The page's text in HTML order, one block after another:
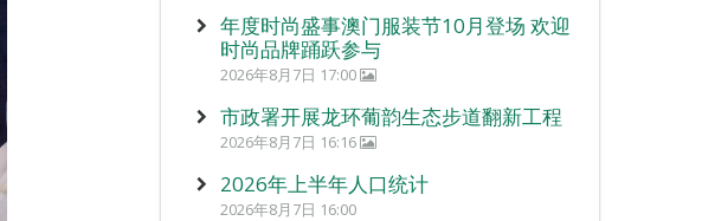
年度时尚盛事澳门服装节10月登场 欢迎
时尚品牌踊跃参与
2026年8月7日 17:00
市政署开展龙环葡韵生态步道翻新工程
2026年8月7日 16:16
2026年上半年人口统计
2026年8月7日 16:00